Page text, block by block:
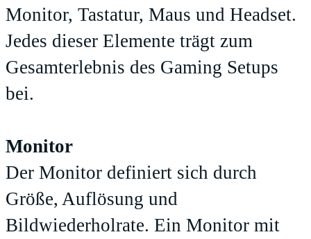
Monitor, Tastatur, Maus und Headset.
Jedes dieser Elemente trägt zum
Gesamterlebnis des Gaming Setups
bei.
Monitor
Der Monitor definiert sich durch
Größe, Auflösung und
Bildwiederholrate. Ein Monitor mit